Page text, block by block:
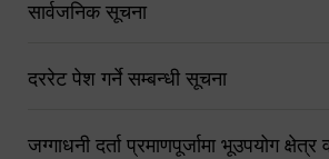
सार्वजनिक सूचना
दररेट पेश गर्ने सम्बन्धी सूचना
जग्गाधनी दर्ता प्रमाणपूर्जामा भूउपयोग क्षेत्र